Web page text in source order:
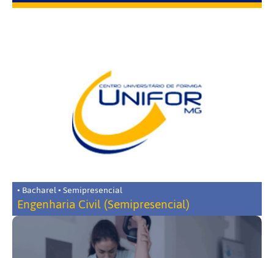
• Bacharel • Semipresencial
Engenharia Civil (Semipresencial)